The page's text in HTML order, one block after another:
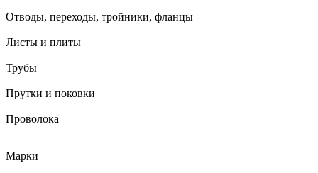
Отводы, переходы, тройники, фланцы
Листы и плиты
Трубы
Прутки и поковки
Проволока
Марки